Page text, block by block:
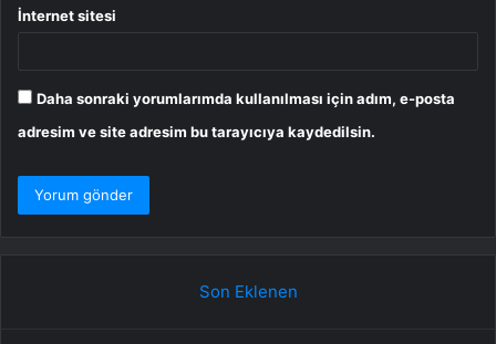
İnternet sitesi
Daha sonraki yorumlarımda kullanılması için adım, e-posta
adresim ve site adresim bu tarayıcıya kaydedilsin.
Son Eklenen